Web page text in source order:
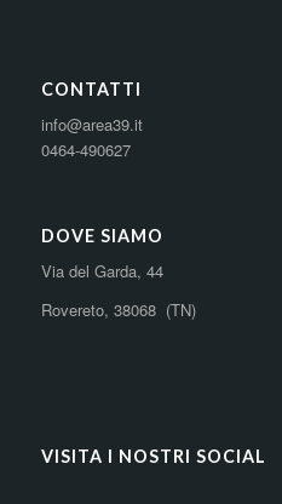
CONTATTI
info@area39.it
0464-490627
DOVE SIAMO
Via del Garda, 44
Rovereto, 38068 (TN)
VISITA I NOSTRI SOCIAL